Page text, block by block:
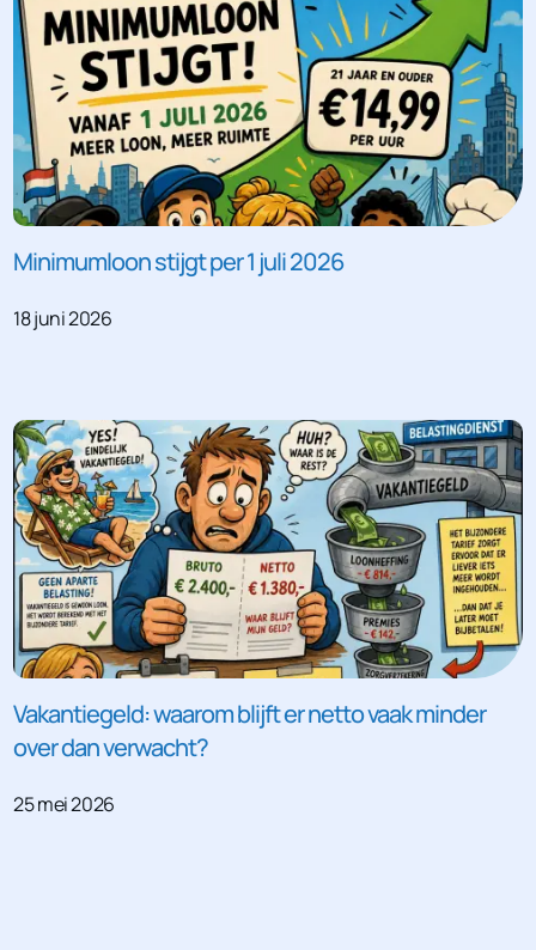
Minimumloon stijgt per 1 juli 2026
18 juni 2026
Vakantiegeld: waarom blijft er netto vaak minder
over dan verwacht?
25 mei 2026